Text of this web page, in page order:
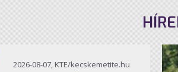
2026-08-07, KTE/kecskemetite.hu